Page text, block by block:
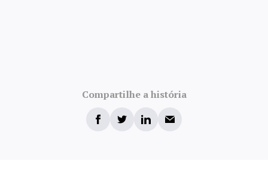
Compartilhe a história